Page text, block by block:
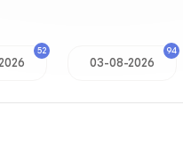
52
03-08-2026
94